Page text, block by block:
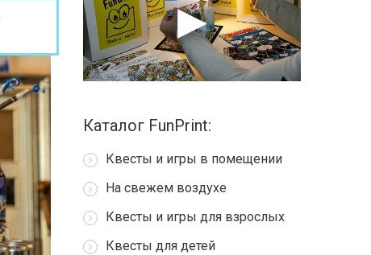
Каталог FunPrint:
Квесты и игры в помещении
На свежем воздухе
Квесты и игры для взрослых
Квесты для детей